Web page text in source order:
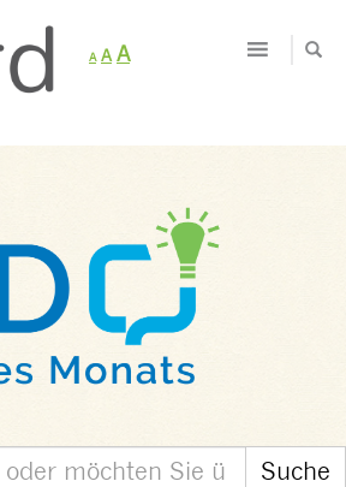
A
Decrease
font
A Reset
AIncrease